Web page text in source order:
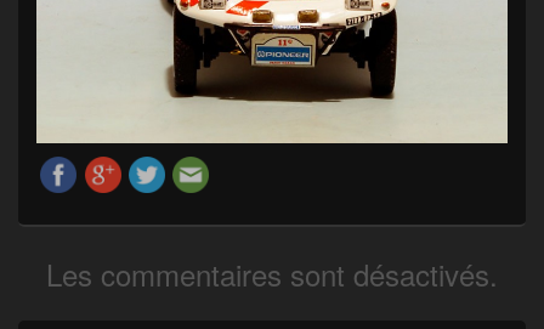
Les commentaires sont désactivés.